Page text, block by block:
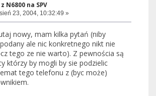
N6800 na SPV
23, 2004, 10:32:49 »
nowy, mam kilka pytań (niby
ale nic konkretnego nikt nie
tego ze nie warto). Z pewnościa są
którzy by mogli by sie podzielic
tego telefonu z (byc może)